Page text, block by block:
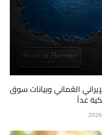
العُماني وبيانات سوق
غداً